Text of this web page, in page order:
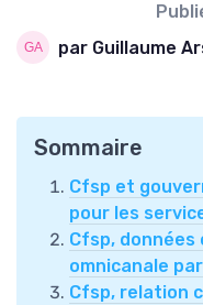
par Guillaume
Sommaire
Cfsp et
pour les
Cfsp,
omnicanale
Cfsp, relation